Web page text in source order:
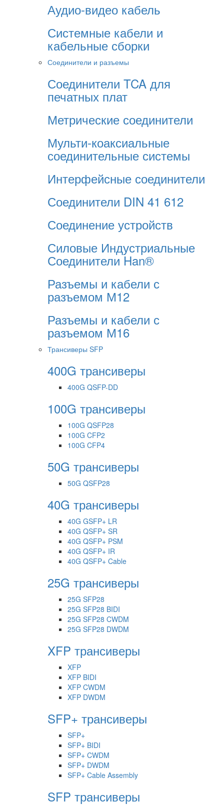
Аудио-видео кабель
Системные кабели и
кабельные сборки
Соединители и разъемы
Соединители TCA для
печатных плат
Метрические соединители
Мульти-коаксиальные
соединительные системы
Интерфейсные соединители
Соединители DIN 41 612
Соединение устройств
Силовые Индустриальные
Соединители Han®
Разъемы и кабели с
разъемом М12
Разъемы и кабели с
разъемом М16
Трансиверы SFP
400G трансиверы
400G QSFP-DD
100G трансиверы
100G QSFP28
100G CFP2
100G CFP4
50G трансиверы
50G QSFP28
40G трансиверы
40G GSFP+ LR
40G QSFP+ SR
40G QSFP+ PSM
40G QSFP+ IR
40G QSFP+ Cable
25G трансиверы
25G SFP28
25G SFP28 BIDI
25G SFP28 CWDM
25G SFP28 DWDM
XFP трансиверы
XFP
XFP BIDI
XFP CWDM
XFP DWDM
SFP+ трансиверы
SFP+
SFP+ BIDI
SFP+ CWDM
SFP+ DWDM
SFP+ Cable Assembly
SFP трансиверы